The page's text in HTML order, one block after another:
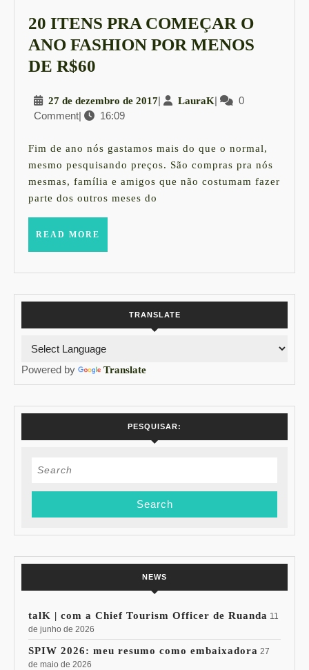
20 ITENS PRA COMEÇAR O
ANO FASHION POR MENOS
DE R$60
PRA
O
ANO
FASHION
MENOS
DE
R$60
27 de dezembro de 201727
de
2017
| LauraKLauraK
|
0
Comment| 16:09
Fim de ano nós gastamos mais do que o normal,
mesmo pesquisando preços. São compras pra nós
mesmas, família e amigos que não costumam fazer
parte dos outros meses do
READ MORE
TRANSLATE
Powered by Translate
PESQUISAR:
Search
NEWS
talK | com a Chief Tourism Officer de Ruanda 11
de junho de 2026
SPIW 2026: meu resumo como embaixadora 27
de maio de 2026